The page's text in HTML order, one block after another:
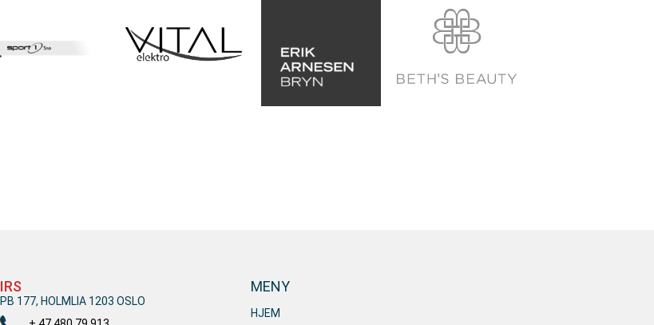
IRS
PB 177, HOLMLIA 1203 OSLO
MENY
HJEM